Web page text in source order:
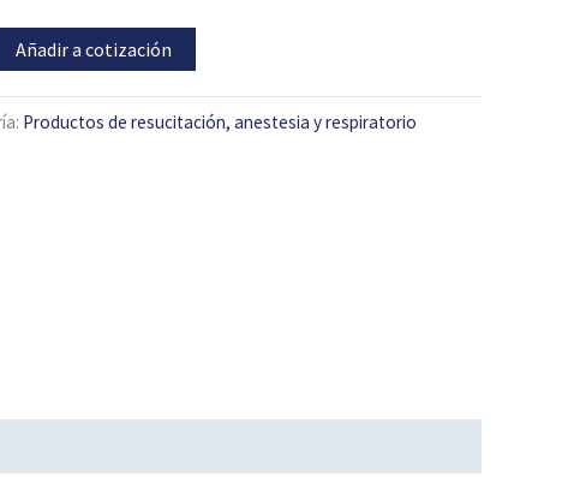
Añadir a cotización
Productos de resucitación, anestesia y respiratorio